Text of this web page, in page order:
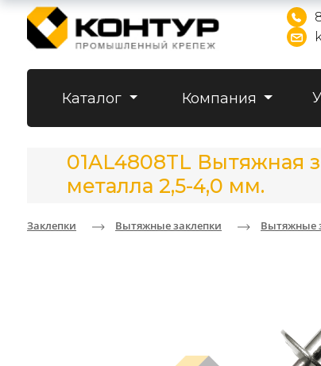
Каталог Компания
01AL4808TL Вытяжная
металла 2,5-4,0 мм.
Заклепки Вытяжные заклепки Вытяжные